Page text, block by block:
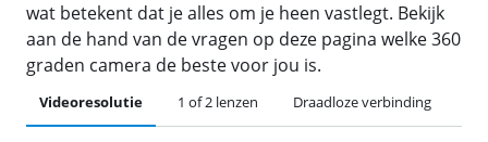
wat betekent dat je alles om je heen vastlegt. Bekijk
aan de hand van de vragen op deze pagina welke 360
graden camera de beste voor jou is.
Videoresolutie 1 of 2 lenzen Draadloze verbinding